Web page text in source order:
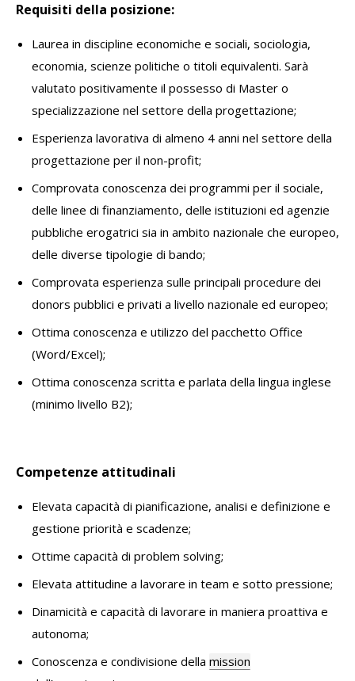
Requisiti della posizione:
Laurea in discipline economiche e sociali, sociologia,
economia, scienze politiche o titoli equivalenti. Sarà
valutato positivamente il possesso di Master o
specializzazione nel settore della progettazione;
Esperienza lavorativa di almeno 4 anni nel settore della
progettazione per il non-profit;
Comprovata conoscenza dei programmi per il sociale,
delle linee di finanziamento, delle istituzioni ed agenzie
pubbliche erogatrici sia in ambito nazionale che europeo,
delle diverse tipologie di bando;
Comprovata esperienza sulle principali procedure dei
donors pubblici e privati a livello nazionale ed europeo;
Ottima conoscenza e utilizzo del pacchetto Office
(Word/Excel);
Ottima conoscenza scritta e parlata della lingua inglese
(minimo livello B2);
Competenze attitudinali
Elevata capacità di pianificazione, analisi e definizione e
gestione priorità e scadenze;
Ottime capacità di problem solving;
Elevata attitudine a lavorare in team e sotto pressione;
Dinamicità e capacità di lavorare in maniera proattiva e
autonoma;
Conoscenza e condivisione della mission